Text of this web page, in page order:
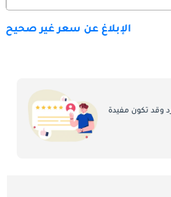
الإبلاغ عن سعر غير صحيح
وقد تكون مفيدة